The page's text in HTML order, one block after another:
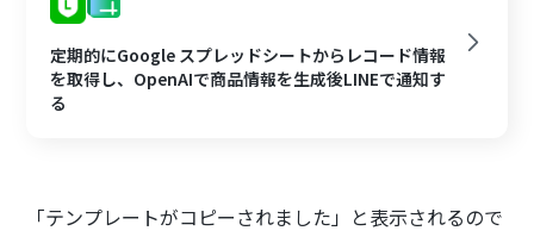
定期的にGoogle スプレッドシートからレコード情報
を取得し、OpenAIで商品情報を生成後LINEで通知す
る
「テンプレートがコピーされました」と表示されるので